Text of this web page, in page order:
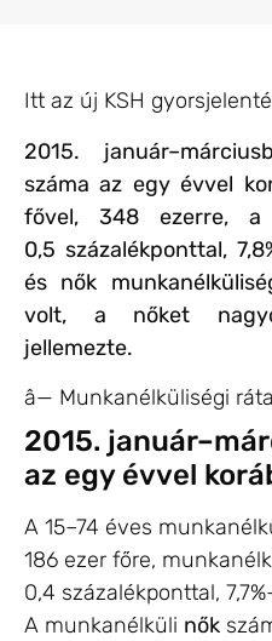
Itt az új KSH
2015.
száma az egy évvel
fővel, 348 ezerre, a
0,5 százalékponttal,
és nők
volt, a nőket
jellemezte.
â— Munkanélküliségi
2015.
az egy évvel
A 15–74 éves
186 ezer főre,
0,4 százalékponttal, 7,7
A munkanélküli nők